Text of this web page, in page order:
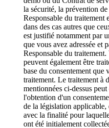
la sécurité, la prévention
Responsable du traitement
dans des cas autres que
est justifié notamment par
que vous avez adressée et
Responsable du traitement.
peuvent également être
base du consentement que
traitement. Le traitement à
mentionnées ci-dessus
l'obtention d'un
de la législation
avec la finalité pour
ont été initialement